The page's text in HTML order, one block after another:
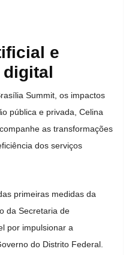
e
Summit, os impactos
pública e privada, Celina
as transformações
dos serviços
primeiras medidas da
da Secretaria de
por impulsionar a
do Distrito Federal.